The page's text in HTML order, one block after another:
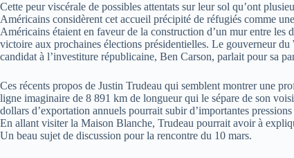
Cette peur viscérale de possibles attentats sur leur sol qu’ont
Américains considèrent cet accueil précipité de réfugiés comme
Américains étaient en faveur de la construction d’un mur entre
victoire aux prochaines élections présidentielles. Le gouverneur
candidat à l’investiture républicaine, Ben Carson, parlait pour sa
Ces récents propos de Justin Trudeau qui semblent montrer une
ligne imaginaire de 8 891 km de longueur qui le sépare de son
dollars d’exportation annuels pourrait subir d’importantes
En allant visiter la Maison Blanche, Trudeau pourrait avoir à
Un beau sujet de discussion pour la rencontre du 10 mars.